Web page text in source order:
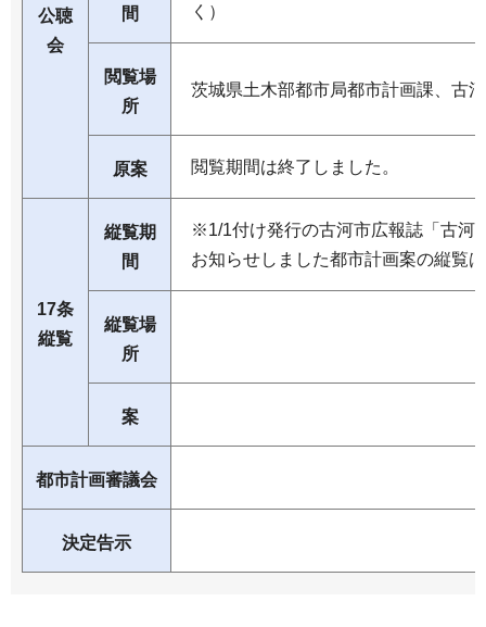
公聴
会
間
く）
閲覧場
所
茨城県土木部都市局都市計画課、古
原案 閲覧期間は終了しました。
17条
縦覧
縦覧期
間
※1/1付け発行の古河市広報誌「古河
お知らせしました都市計画案の縦覧
縦覧場
所
案
都市計画審議会
決定告示